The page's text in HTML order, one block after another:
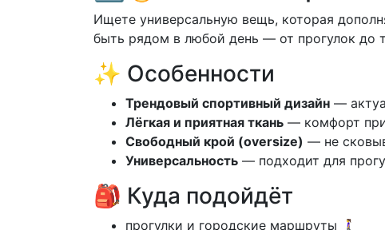
Ищете универсальную вещь, которая
быть рядом в любой день — от прогулок до
✨ Особенности
Трендовый спортивный дизайн —
Лёгкая и приятная ткань — комфорт
Свободный крой (oversize) — не
Универсальность — подходит для
🎒 Куда подойдёт
прогулки и городские маршруты 🚶‍♀️